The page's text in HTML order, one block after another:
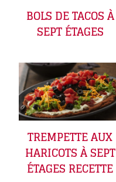
BOLS DE TACOS À
SEPT ÉTAGES
TREMPETTE AUX
HARICOTS À SEPT
ÉTAGES RECETTE